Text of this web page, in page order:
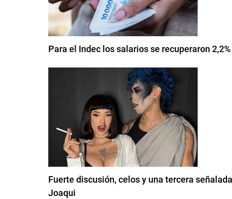
Para el Indec los salarios se recuperaron
Fuerte discusión, celos y una tercera
Joaqui